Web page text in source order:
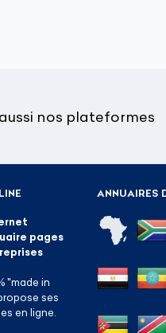
nos plateformes
ANNUAIRES
pages
"made in
ses
en ligne.